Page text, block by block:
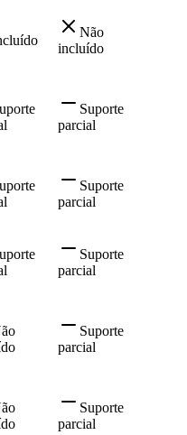
Não
incluído
Suporte
parcial
Suporte
parcial
Suporte
parcial
Suporte
parcial
Suporte
parcial